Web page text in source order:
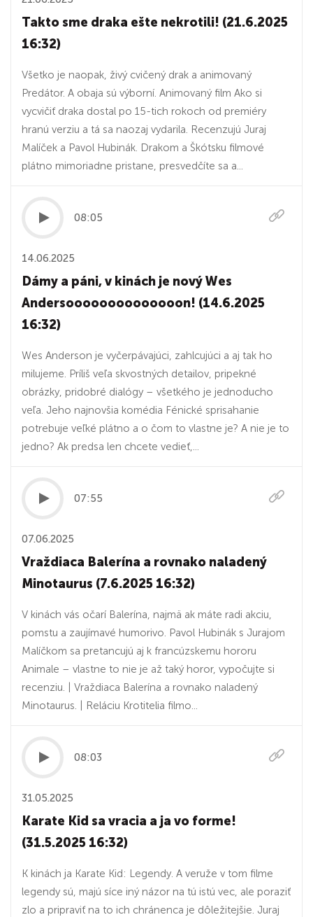
Takto sme draka ešte nekrotili! (21.6.2025
16:32)
Všetko je naopak, živý cvičený drak a animovaný
Predátor. A obaja sú výborní. Animovaný film Ako si
vycvičiť draka dostal po 15-tich rokoch od premiéry
hranú verziu a tá sa naozaj vydarila. Recenzujú Juraj
Malíček a Pavol Hubinák. Drakom a Škótsku filmové
plátno mimoriadne pristane, presvedčíte sa a...
08:05
14.06.2025
Dámy a páni, v kinách je nový Wes
Andersoooooooooooooon! (14.6.2025
16:32)
Wes Anderson je vyčerpávajúci, zahlcujúci a aj tak ho
milujeme. Príliš veľa skvostných detailov, pripekné
obrázky, pridobré dialógy – všetkého je jednoducho
veľa. Jeho najnovšia komédia Fénické sprisahanie
potrebuje veľké plátno a o čom to vlastne je? A nie je to
jedno? Ak predsa len chcete vedieť,...
07:55
07.06.2025
Vraždiaca Balerína a rovnako naladený
Minotaurus (7.6.2025 16:32)
V kinách vás očarí Balerína, najmä ak máte radi akciu,
pomstu a zaujímavé humorivo. Pavol Hubinák s Jurajom
Malíčkom sa pretancujú aj k francúzskemu hororu
Animale – vlastne to nie je až taký horor, vypočujte si
recenziu. | Vraždiaca Balerína a rovnako naladený
Minotaurus. | Reláciu Krotitelia filmo...
08:03
31.05.2025
Karate Kid sa vracia a ja vo forme!
(31.5.2025 16:32)
K kinách ja Karate Kid: Legendy. A veruže v tom filme
legendy sú, majú síce iný názor na tú istú vec, ale poraziť
zlo a pripraviť na to ich chránenca je dôležitejšie. Juraj